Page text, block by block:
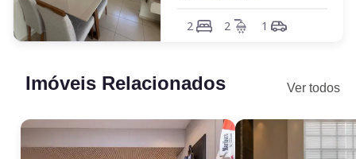
2 2 1
Imóveis Relacionados Ver todos